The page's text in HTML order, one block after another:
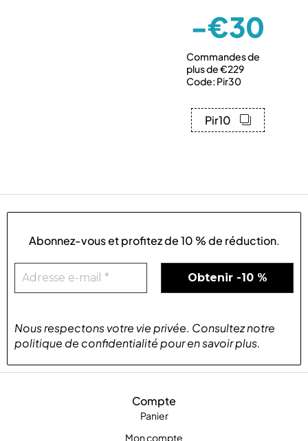
-€30
Commandes de
plus de €229
Code: Pir30
Pir10
Compte
Panier
Mon compte
Abonnez-vous et profitez de10 % de réduction.
Nous respectons votre vie privée. Consultez notre
politique de confidentialitépouren savoir plus.